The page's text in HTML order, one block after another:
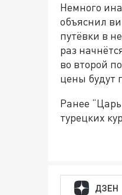
Немного
объяснил
путёвки в
раз
во второй
цены будут
Ранее
турецких
ДЗЕН